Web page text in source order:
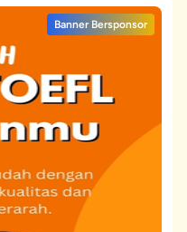
Banner Bersponsor